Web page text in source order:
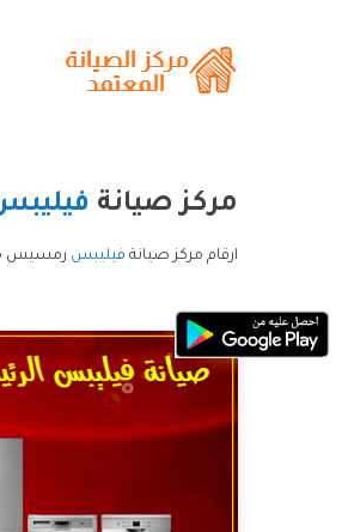
مركز صيانة
ارقام مركز صيانة فيليبس رمسيس